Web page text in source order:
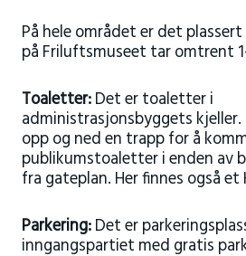
På hele området er det
på Friluftsmuseet tar omtrent
Toaletter:Det er toaletter i
administrasjonsbyggets kjeller.
opp og ned en trapp for å
publikumstoaletter i enden av
fra gateplan. Her finnes også
Parkering:Det er
inngangspartiet med gratis